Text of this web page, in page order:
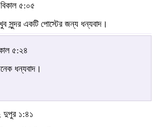
৫:০৫
সুন্দর একটি পোস্টের জন্য ধন্যবাদ।
৫:২৪
ধন্যবাদ।
দুপুর ১:৪১